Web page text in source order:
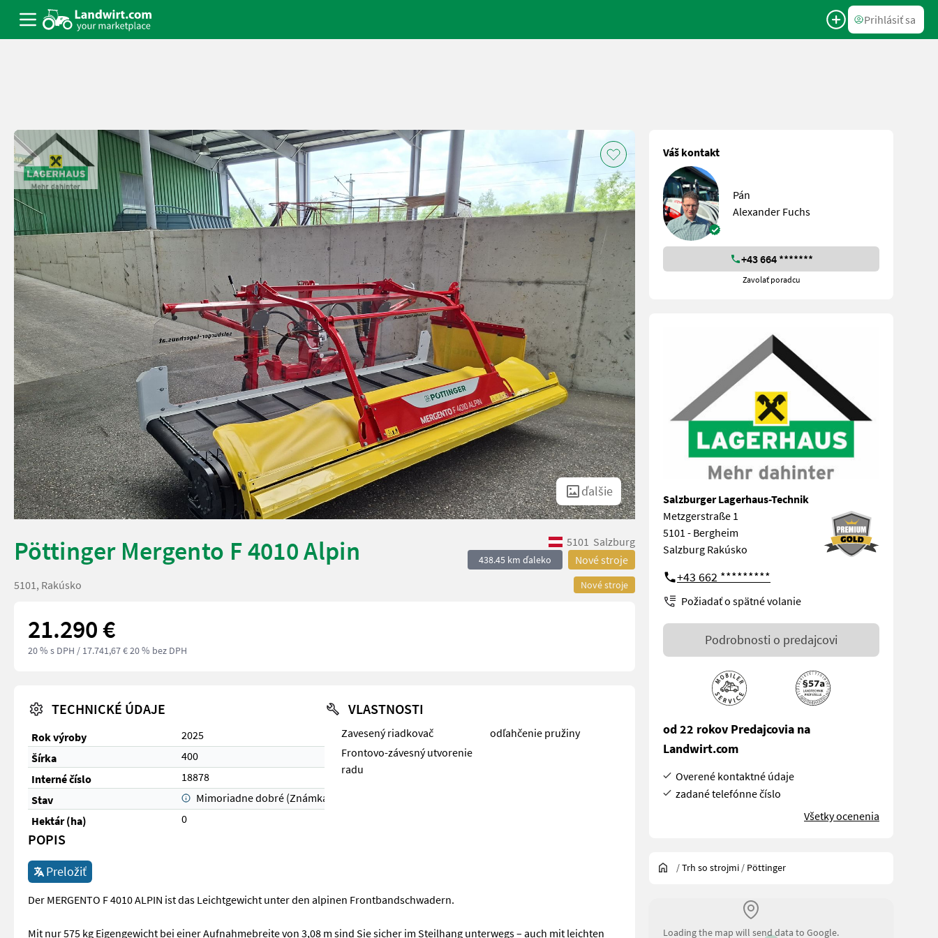
Prihlásiť sa
ďalšie
Pöttinger Mergento F 4010 Alpin 5101 Salzburg
438.45 km ďaleko Nové stroje
Nové stroje
5101, Rakúsko
21.290 €
20 % s DPH / 17.741,67 € 20 % bez DPH
TECHNICKÉ ÚDAJE
Rok výroby
2025
Šírka
400
Interné číslo
18878
Stav
Mimoriadne dobré (Známka 1)
Hektár (ha)
0
VLASTNOSTI
Zavesený riadkovač
odľahčenie pružiny
Frontovo-závesný utvorenie
radu
POPIS
Preložiť
Der MERGENTO F 4010 ALPIN ist das Leichtgewicht unter den alpinen Frontbandschwadern.
Mit nur 575 kg Eigengewicht bei einer Aufnahmebreite von 3,08 m sind Sie sicher im Steilhang unterwegs – auch mit leichten
Váš kontakt
Pán
Alexander Fuchs
+43 664 *******
Zavolať poradcu
Salzburger Lagerhaus-Technik
Metzgerstraße 1
5101 - Bergheim
Salzburg Rakúsko
+43 662 *********
Požiadať o spätné volanie
Podrobnosti o predajcovi
od 22 rokov Predajcovia na
Landwirt.com
Overené kontaktné údaje
zadané telefónne číslo
Všetky ocenenia
/Trh so strojmi / Pöttinger
Loading the map will send data to Google.